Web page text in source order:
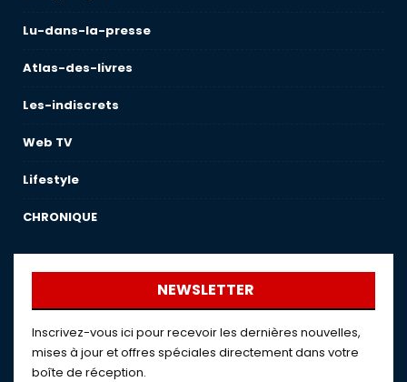
Lu-dans-la-presse
Atlas-des-livres
Les-indiscrets
Web TV
Lifestyle
CHRONIQUE
NEWSLETTER
Inscrivez-vous ici pour recevoir les dernières nouvelles,
mises à jour et offres spéciales directement dans votre
boîte de réception.